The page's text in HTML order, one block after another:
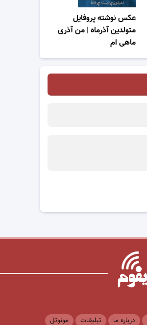
عکس نوشته پروفایل
متولدین آذرماه | من آذری
ماهی ام
درباره ما تبلیغات مونوتل